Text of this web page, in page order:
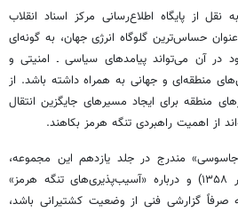
نقل از پایگاه اطلاع‌رسانی مرکز اسناد انقلاب
حساس‌ترین گلوگاه انرژی جهان، به گونه‌ای
آن می‌تواند پیامدهای سیاسی ـ امنیتی و
منطقه‌ای و جهانی به همراه داشته باشد. از
منطقه برای ایجاد مسیرهای جایگزین انتقال
از اهمیت راهبردی تنگه هرمز بکاهند.
لانه جاسوسی» مندرج در جلد یازدهم این مجموعه،
مورخ ۲۹ اوت ۱۹۷۹ (۷ شهریور ۱۳۵۸) و درباره «آسیب‌پذیری‌های تنگه هرمز»
گزارشی فنی از وضعیت کشتیرانی باشد،